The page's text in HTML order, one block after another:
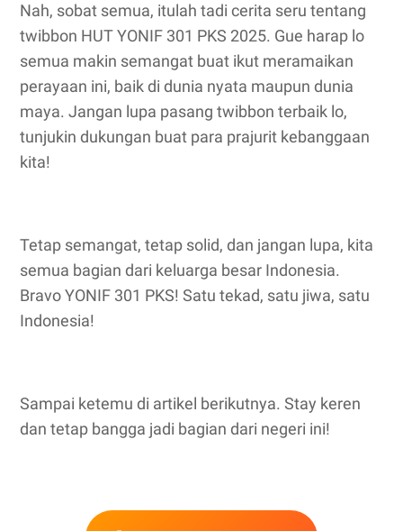
Nah, sobat semua, itulah tadi cerita seru tentang
twibbon HUT YONIF 301 PKS 2025. Gue harap lo
semua makin semangat buat ikut meramaikan
perayaan ini, baik di dunia nyata maupun dunia
maya. Jangan lupa pasang twibbon terbaik lo,
tunjukin dukungan buat para prajurit kebanggaan
kita!
Tetap semangat, tetap solid, dan jangan lupa, kita
semua bagian dari keluarga besar Indonesia.
Bravo YONIF 301 PKS! Satu tekad, satu jiwa, satu
Indonesia!
Sampai ketemu di artikel berikutnya. Stay keren
dan tetap bangga jadi bagian dari negeri ini!